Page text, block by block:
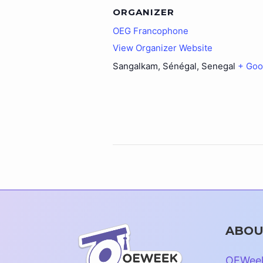
ORGANIZER
OEG Francophone
View Organizer Website
Sangalkam, Sénégal, Senegal +